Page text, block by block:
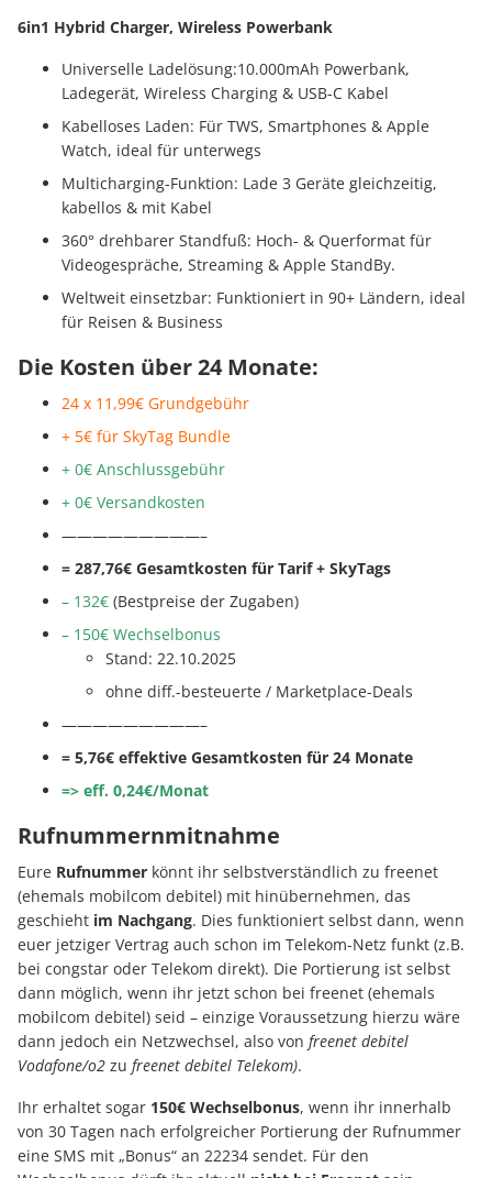
6in1 Hybrid Charger, Wireless Powerbank
Universelle Ladelösung:10.000mAh Powerbank,
Ladegerät, Wireless Charging & USB-C Kabel
Kabelloses Laden: Für TWS, Smartphones & Apple
Watch, ideal für unterwegs
Multicharging-Funktion: Lade 3 Geräte gleichzeitig,
kabellos & mit Kabel
360° drehbarer Standfuß: Hoch- & Querformat für
Videogespräche, Streaming & Apple StandBy.
Weltweit einsetzbar: Funktioniert in 90+ Ländern, ideal
für Reisen & Business
Die Kosten über 24 Monate:
24 x 11,99€ Grundgebühr
+ 5€ für SkyTag Bundle
+ 0€ Anschlussgebühr
+ 0€ Versandkosten
—————————–
= 287,76€ Gesamtkosten für Tarif + SkyTags
– 132€ (Bestpreise der Zugaben)
– 150€ Wechselbonus
Stand: 22.10.2025
ohne diff.-besteuerte / Marketplace-Deals
—————————–
= 5,76€ effektive Gesamtkosten für 24 Monate
=> eff. 0,24€/Monat
Rufnummernmitnahme
Eure Rufnummer könnt ihr selbstverständlich zu freenet
(ehemals mobilcom debitel) mit hinübernehmen, das
geschieht im Nachgang. Dies funktioniert selbst dann, wenn
euer jetziger Vertrag auch schon im Telekom-Netz funkt (z.B.
bei congstar oder Telekom direkt). Die Portierung ist selbst
dann möglich, wenn ihr jetzt schon bei freenet (ehemals
mobilcom debitel) seid – einzige Voraussetzung hierzu wäre
dann jedoch ein Netzwechsel, also von freenet debitel
Vodafone/o2 zu freenet debitel Telekom).
Ihr erhaltet sogar 150€ Wechselbonus, wenn ihr innerhalb
von 30 Tagen nach erfolgreicher Portierung der Rufnummer
eine SMS mit „Bonus“ an 22234 sendet. Für den